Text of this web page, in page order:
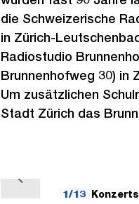
die Schweizerische
in Zürich-
Radiostudio
Brunnenhofweg 30) in
Um zusätzlichen
Stadt Zürich das
1/13